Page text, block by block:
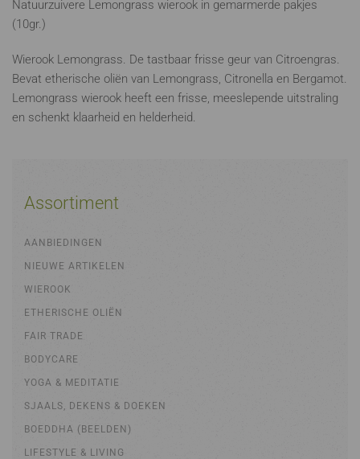
Natuurzuivere Lemongrass wierook in gemarmerde pakjes
(10gr.)
Wierook Lemongrass. De tastbaar frisse geur van Citroengras.
Bevat etherische oliën van Lemongrass, Citronella en Bergamot.
Lemongrass wierook heeft een frisse, meeslepende uitstraling
en schenkt klaarheid en helderheid.
Assortiment
AANBIEDINGEN
NIEUWE ARTIKELEN
WIEROOK
ETHERISCHE OLIËN
FAIR TRADE
BODYCARE
YOGA & MEDITATIE
SJAALS, DEKENS & DOEKEN
BOEDDHA (BEELDEN)
LIFESTYLE & LIVING